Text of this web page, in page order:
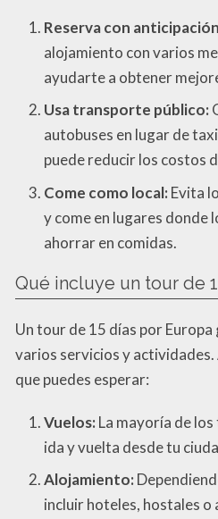
Reserva con
alojamiento con varios
ayudarte a obtener
Usa transporte público:
autobuses en lugar de
puede reducir los costos
Come como local: Evita
y come en lugares donde
ahorrar en comidas.
Qué incluye un tour de
Un tour de 15 días por
varios servicios y actividades.
que puedes esperar:
Vuelos: La mayoría de
ida y vuelta desde tu
Alojamiento:
incluir hoteles, hostales o